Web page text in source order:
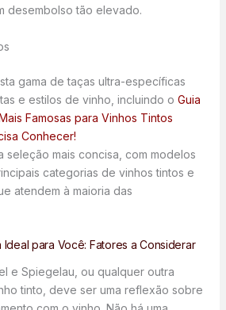
desembolso tão elevado.
gama de taças ultra-específicas
e estilos de vinho, incluindo o Guia
Famosas para Vinhos Tintos
Conhecer!
mais concisa, com modelos
categorias de vinhos tintos e
atendem à maioria das
Ideal para Você: Fatores a Considerar
e Spiegelau, ou qualquer outra
tinto, deve ser uma reflexão sobre